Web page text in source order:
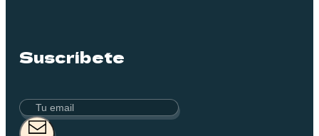
Suscríbete